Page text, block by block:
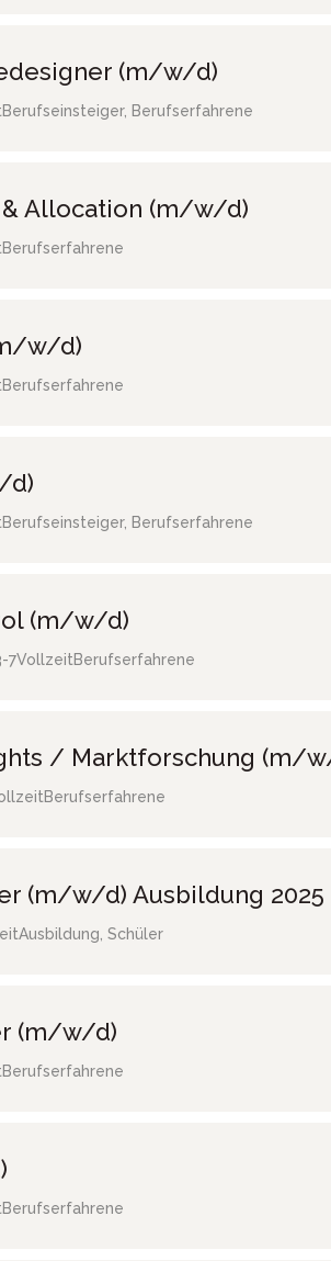
(m/w/d)
Berufseinsteiger, Berufserfahrene
& Allocation (m/w/d)
Berufserfahrene
w/d)
Berufserfahrene
d)
Berufseinsteiger, Berufserfahrene
(m/w/d)
7VollzeitBerufserfahrene
/ Marktforschung (m/
Berufserfahrene
(m/w/d) Ausbildung 2025
Ausbildung, Schüler
(m/w/d)
Berufserfahrene
Berufserfahrene